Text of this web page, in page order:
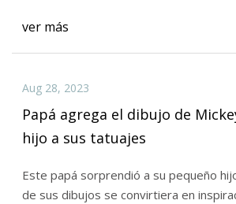
ver más
Aug 28, 2023
Papá agrega el dibujo de
hijo a sus tatuajes
Este papá sorprendió a su pequeño
de sus dibujos se convirtiera en